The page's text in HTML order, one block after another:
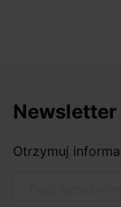
Newsletter
Otrzymuj